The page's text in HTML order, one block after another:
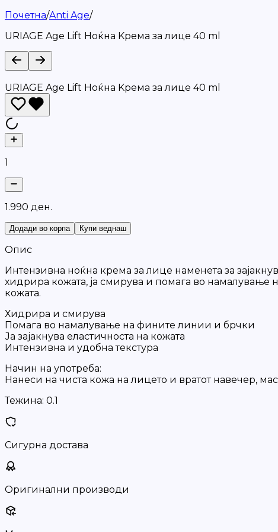
Почетна/Anti Age/
URIAGE Age Lift Ноќна Kрема за лице 40 ml
URIAGE Age Lift Ноќна Kрема за лице 40 ml
1
1.990 ден.
Додади во корпа Купи веднаш
Опис
Интензивна ноќна крема за лице наменета за
хидрира кожата, ја смирува и помага во
кожата.
Хидрира и смирува
Помага во намалување на фините линии и брчки
Ја зајакнува еластичноста на кожата
Интензивна и удобна текстура
Начин на употреба:
Нанеси на чиста кожа на лицето и вратот навечер,
Тежина: 0.1
Сигурна достава
Оригинални производи